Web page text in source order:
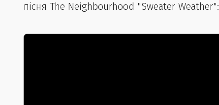
пісня The Neighbourhood "Sweater Weather":